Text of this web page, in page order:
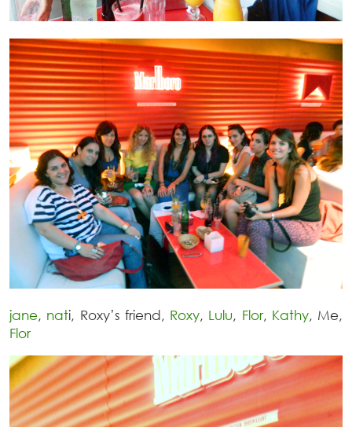
jane, nati, Roxy’s friend, Roxy, Lulu, Flor, Kathy, Me,
Flor